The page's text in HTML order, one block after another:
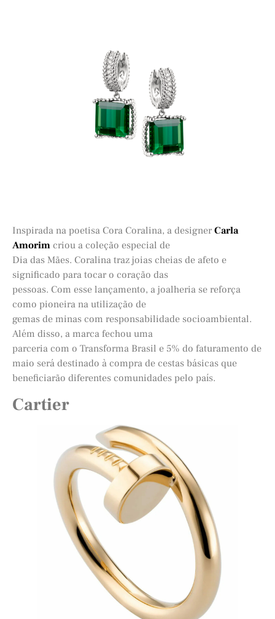
Inspirada na poetisa Cora Coralina, a designer Carla
Amorim criou a coleção especial de
Dia das Mães. Coralina traz joias cheias de afeto e
significado para tocar o coração das
pessoas. Com esse lançamento, a joalheria se reforça
como pioneira na utilização de
gemas de minas com responsabilidade socioambiental.
Além disso, a marca fechou uma
parceria com o Transforma Brasil e 5% do faturamento de
maio será destinado à compra de cestas básicas que
beneficiarão diferentes comunidades pelo país.
Cartier